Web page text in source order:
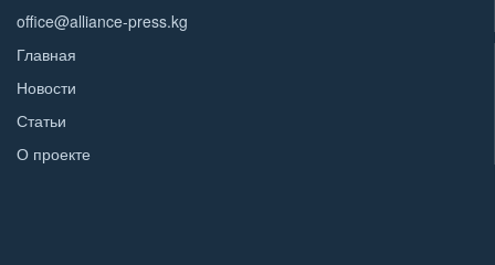
office@alliance-press.kg
Главная
Новости
Статьи
О проекте